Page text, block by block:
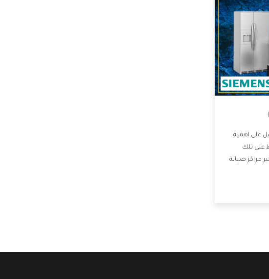
على اهمية
على تلك
مراكز صيانة
اى ازعاج